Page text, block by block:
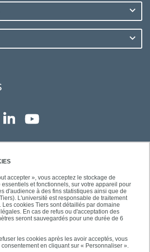
accepter », vous acceptez le stockage de
et fonctionnels, sur votre appareil pour
d'audience à des fins statistiques ainsi que de
L'université est responsable de traitement
Les cookies Tiers sont détaillés par domaine
En cas de refus ou d'acceptation des
seront sauvegardés pour une durée de 6
les cookies après les avoir acceptés, vous
en cliquant sur « Personnaliser ».